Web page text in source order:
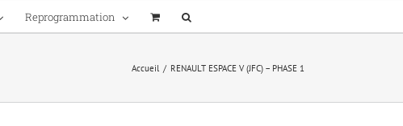
Reprogrammation
Accueil / RENAULT ESPACE V (JFC) – PHASE 1